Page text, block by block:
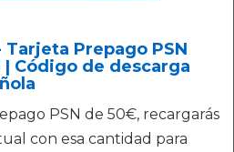
Tarjeta Prepago PSN
| Código de descarga
PSN de 50€, recargarás
con esa cantidad para